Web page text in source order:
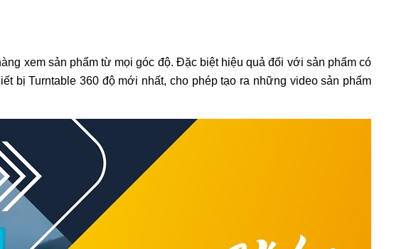
xem sản phẩm từ mọi góc độ. Đặc biệt hiệu quả đối với sản phẩm có
bị Turntable 360 độ mới nhất, cho phép tạo ra những video sản phẩm